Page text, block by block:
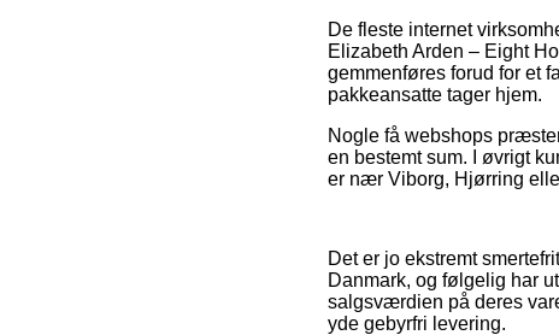
De fleste internet
Elizabeth Arden – Eight
gemmenføres forud for et
pakkeansatte tager hjem.
Nogle få webshops
en bestemt sum. I øvrigt
er nær Viborg, Hjørring
Det er jo ekstremt
Danmark, og følgelig har
salgsværdien på deres
yde gebyrfri levering.